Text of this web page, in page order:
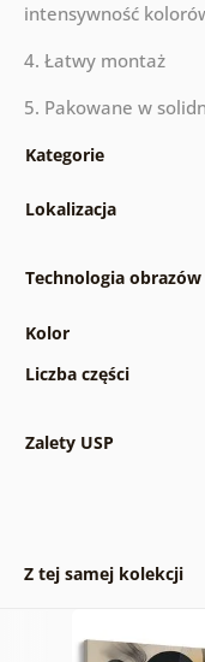
intensywność
4. Łatwy montaż
5. Pakowane w
Kategorie
Lokalizacja
Technologia obrazów
Kolor
Liczba części
Zalety USP
Z tej samej kolekcji